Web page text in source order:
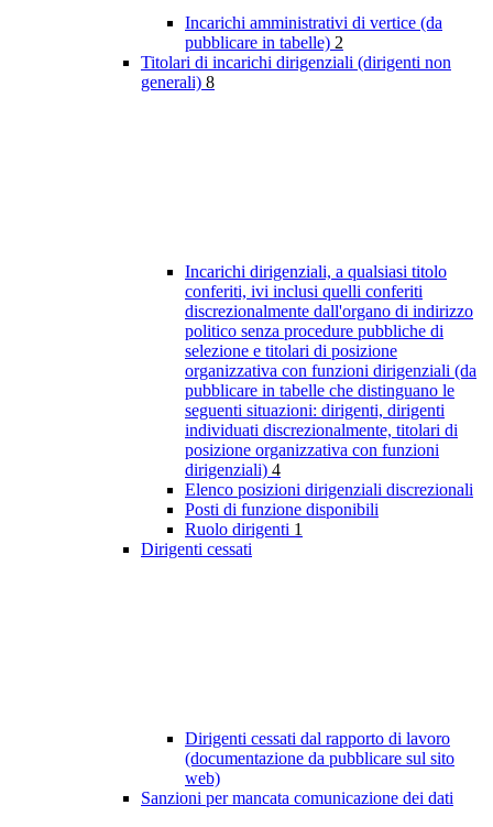
Incarichi amministrativi di vertice (da
pubblicare in tabelle) 2
Titolari di incarichi dirigenziali (dirigenti non
generali) 8
Incarichi dirigenziali, a qualsiasi titolo
conferiti, ivi inclusi quelli conferiti
discrezionalmente dall'organo di indirizzo
politico senza procedure pubbliche di
selezione e titolari di posizione
organizzativa con funzioni dirigenziali (da
pubblicare in tabelle che distinguano le
seguenti situazioni: dirigenti, dirigenti
individuati discrezionalmente, titolari di
posizione organizzativa con funzioni
dirigenziali) 4
Elenco posizioni dirigenziali discrezionali
Posti di funzione disponibili
Ruolo dirigenti 1
Dirigenti cessati
Dirigenti cessati dal rapporto di lavoro
(documentazione da pubblicare sul sito
web)
Sanzioni per mancata comunicazione dei dati